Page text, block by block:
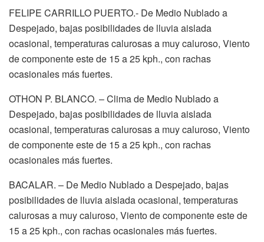
FELIPE CARRILLO PUERTO.- De Medio Nublado a
Despejado, bajas posibilidades de lluvia aislada
ocasional, temperaturas calurosas a muy caluroso, Viento
de componente este de 15 a 25 kph., con rachas
ocasionales más fuertes.
OTHON P. BLANCO. – Clima de Medio Nublado a
Despejado, bajas posibilidades de lluvia aislada
ocasional, temperaturas calurosas a muy caluroso, Viento
de componente este de 15 a 25 kph., con rachas
ocasionales más fuertes.
BACALAR. – De Medio Nublado a Despejado, bajas
posibilidades de lluvia aislada ocasional, temperaturas
calurosas a muy caluroso, Viento de componente este de
15 a 25 kph., con rachas ocasionales más fuertes.